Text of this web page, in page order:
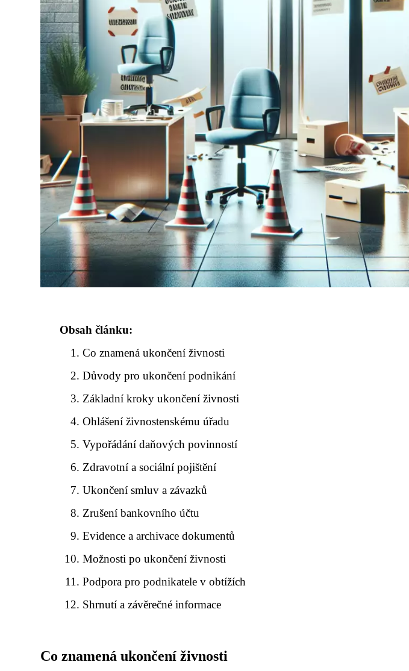
Obsah článku:
Co znamená ukončení živnosti
Důvody pro ukončení podnikání
Základní kroky ukončení živnosti
Ohlášení živnostenskému úřadu
Vypořádání daňových povinností
Zdravotní a sociální pojištění
Ukončení smluv a závazků
Zrušení bankovního účtu
Evidence a archivace dokumentů
Možnosti po ukončení živnosti
Podpora pro podnikatele v obtížích
Shrnutí a závěrečné informace
Co znamená ukončení živnosti